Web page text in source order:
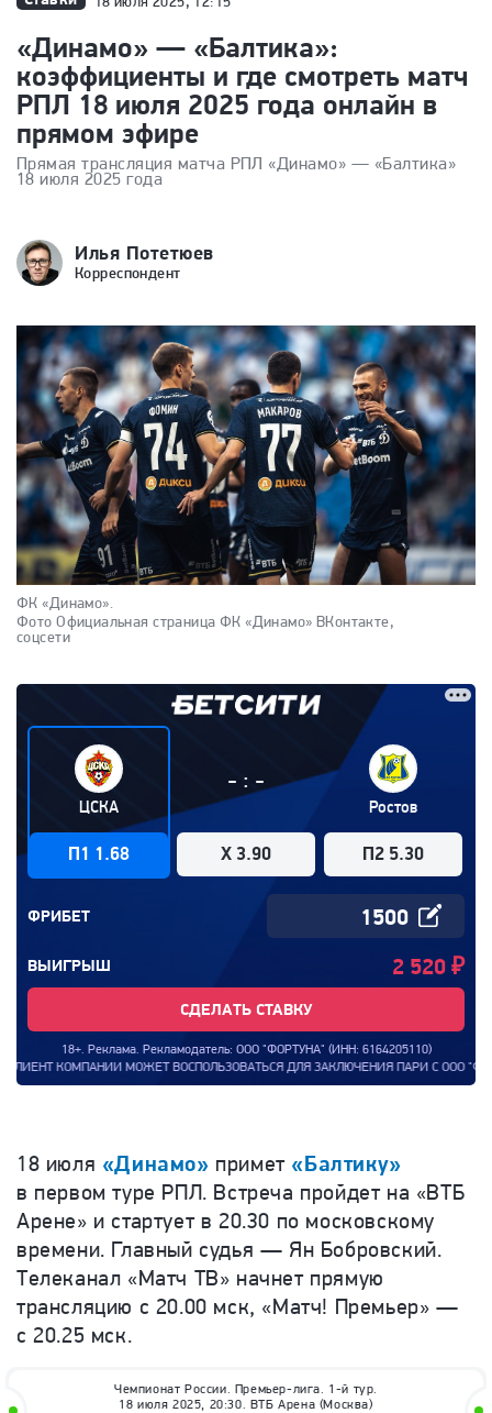
«Динамо» — «Балтика»:
коэффициенты и где смотреть матч
РПЛ 18 июля 2025 года онлайн в
прямом эфире
Прямая трансляция матча РПЛ «Динамо» — «Балтика»
18 июля 2025 года
Илья Потетюев
Корреспондент
ФК «Динамо».
Фото Официальная страница ФК «Динамо» ВКонтакте,
соцсети
ЦСКА
П1 1.68
- : -
X 3.90
Ростов
П2 5.30
ФРИБЕТ
ВЫИГРЫШ 2 520 ₽
СДЕЛАТЬ СТАВКУ
18+. Реклама. Рекламодатель: ООО "ФОРТУНА" (ИНН: 6164205110)
ДЛЯ ЗАКЛЮЧЕНИЯ ПАРИ С ООО "ФОРТУНА". СРОКИ
18 июля «Динамо» примет «Балтику»
в первом туре РПЛ. Встреча пройдет на «ВТБ
Арене» и стартует в 20.30 по московскому
времени. Главный судья — Ян Бобровский.
Телеканал «Матч ТВ» начнет прямую
трансляцию с 20.00 мск, «Матч! Премьер» —
с 20.25 мск.
Чемпионат России. Премьер-лига. 1-й тур.
18 июля 2025, 20:30. ВТБ Арена (Москва)